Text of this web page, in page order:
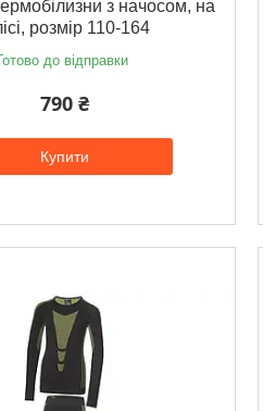
з начосом, на
розмір 110-164
до відправки
790 ₴
Купити